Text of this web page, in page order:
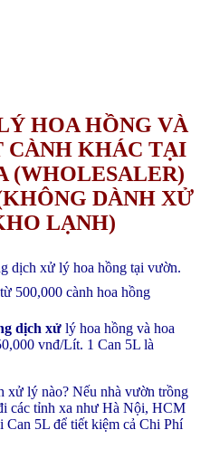
HOA HỒNG VÀ
CÀNH KHÁC TẠI
(WHOLESALER)
DÀNH XỬ
LẠNH)
dịch xử lý hoa hồng tại vườn.
500,000 cành hoa hồng
dịch xử lý hoa hồng và hoa
vnđ/Lít. 1 Can 5L là
xử lý nào? Nếu nhà vườn trồng
các tỉnh xa như Hà Nội, HCM
5L để tiết kiệm cả Chi Phí